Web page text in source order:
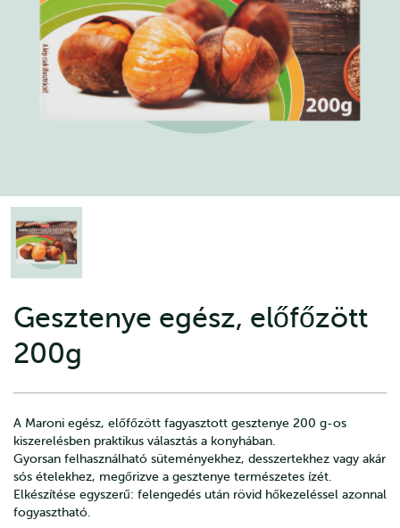
Gesztenye egész, előfőzött
200g
A Maroni egész, előfőzött fagyasztott gesztenye 200 g-os
kiszerelésben praktikus választás a konyhában.
Gyorsan felhasználható süteményekhez, desszertekhez vagy akár
sós ételekhez, megőrizve a gesztenye természetes ízét.
Elkészítése egyszerű: felengedés után rövid hőkezeléssel azonnal
fogyasztható.